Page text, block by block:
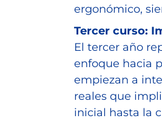
ergonómico,
Tercer curso:
El tercer año
enfoque hacia
empiezan a
reales que
inicial hasta la